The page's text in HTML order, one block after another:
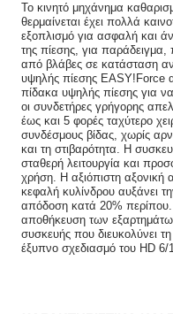
Το κινητό μηχάνημα
θερμαίνεται έχει πολλά
εξοπλισμό για ασφαλή και
της πίεσης, για παράδειγμα,
από βλάβες σε κατάσταση
υψηλής πίεσης EASY!Force
πίδακα υψηλής πίεσης για
οι συνδετήρες γρήγορης
έως και 5 φορές ταχύτερο
συνδέσμους βίδας, χωρίς
και τη στιβαρότητα. Η
σταθερή λειτουργία και
χρήση. Η αξιόπιστη αξονική
κεφαλή κυλίνδρου αυξάνει
απόδοση κατά 20% περίπου.
αποθήκευση των
συσκευής που διευκολύνει
έξυπνο σχεδιασμό του HD 6/